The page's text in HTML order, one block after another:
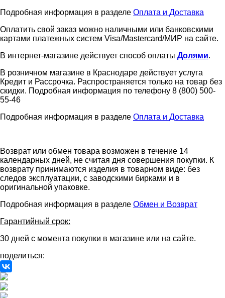
Подробная информация в разделе Оплата и Доставка
Оплатить свой заказ можно наличными или банковскими
картами платежных систем Visa/Mastercard/МИР на сайте.
В интернет-магазине действует способ оплаты Долями.
В розничном магазине в Краснодаре действует услуга
Кредит и Рассрочка. Распространяется только на товар без
скидки. Подробная информация по телефону 8 (800) 500-
55-46
Подробная информация в разделе Оплата и Доставка
Возврат или обмен товара возможен в течение 14
календарных дней, не считая дня совершения покупки. К
возврату принимаются изделия в товарном виде: без
следов эксплуатации, с заводскими бирками и в
оригинальной упаковке.
Подробная информация в разделе Обмен и Возврат
Гарантийный срок:
30 дней с момента покупки в магазине или на сайте.
поделиться: